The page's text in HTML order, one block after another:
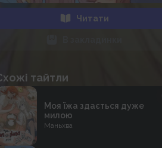
Читати
тайтли
Моя їжа здається дуже
милою
Маньхва